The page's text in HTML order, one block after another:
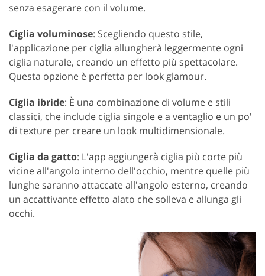
senza esagerare con il volume.
Ciglia voluminose: Scegliendo questo stile,
l'applicazione per ciglia allungherà leggermente ogni
ciglia naturale, creando un effetto più spettacolare.
Questa opzione è perfetta per look glamour.
Ciglia ibride: È una combinazione di volume e stili
classici, che include ciglia singole e a ventaglio e un po'
di texture per creare un look multidimensionale.
Ciglia da gatto: L'app aggiungerà ciglia più corte più
vicine all'angolo interno dell'occhio, mentre quelle più
lunghe saranno attaccate all'angolo esterno, creando
un accattivante effetto alato che solleva e allunga gli
occhi.